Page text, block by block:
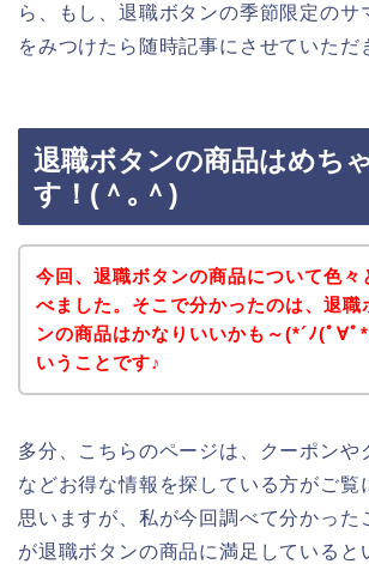
ら、もし、退職ボタンの季節限定のサ
をみつけたら随時記事にさせていただ
退職ボタンの商品はめち
す！(＾｡＾)
今回、退職ボタンの商品について色々
べました。そこで分かったのは、退職
ンの商品はかなりいいかも～(*´ﾉ(ﾟ∀ﾟ
いうことです♪
多分、こちらのページは、クーポンや
などお得な情報を探している方がご覧
思いますが、私が今回調べて分かった
が退職ボタンの商品に満足していると